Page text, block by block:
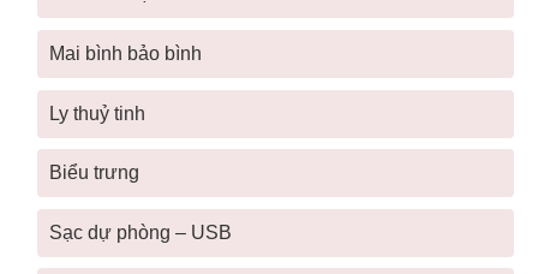
Mai bình bảo bình
Ly thuỷ tinh
Biểu trưng
Sạc dự phòng – USB